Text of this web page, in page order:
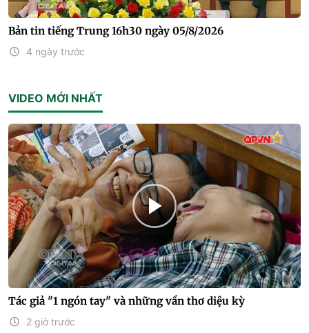
Bản tin tiếng Trung 16h30 ngày 05/8/2026
4 ngày trước
VIDEO MỚI NHẤT
Tác giả "1 ngón tay" và những vần thơ diệu kỳ
2 giờ trước